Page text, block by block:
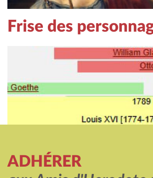
Frise des
ADHÉRER